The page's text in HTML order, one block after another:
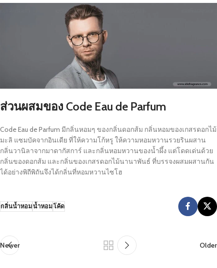
ส่วนผสมของ Code Eau de Parfum
Code Eau de Parfum มีกลิ่นหอมๆ ของกลิ่นดอกส้ม กลิ่นหอมของเกสรดอกไม้
มะลิ แซมบัคจากอินเดีย ที่ให้ความโก้หรู ให้ความหอมหวานรวยรินผสาน
กลิ่นวานิลาจากมาดากัสการ์ และกลิ่นหอมหวานของน้ำผึ้ง แต่โดดเด่นด้วย
กลิ่นของดอกส้ม และกลิ่นของเกสรดอกไม้นานาพันธ์ ที่บรรจงผสมผสานกัน
ได้อย่างพิถีพิถันจึงได้กลิ่นที่หอมหวานไซโฮ
กลิ่นน้ำหอมน้ำหอมโค้ด
Newer Older